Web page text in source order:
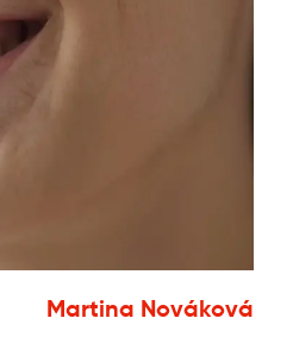
Martina Nováková